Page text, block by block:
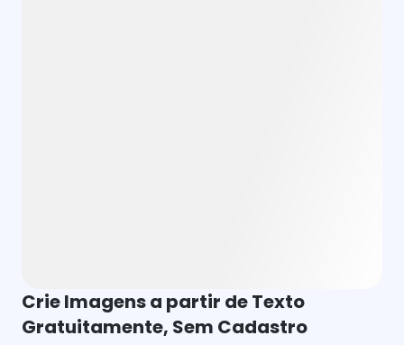
Crie Imagens a partir de Texto
Gratuitamente, Sem Cadastro